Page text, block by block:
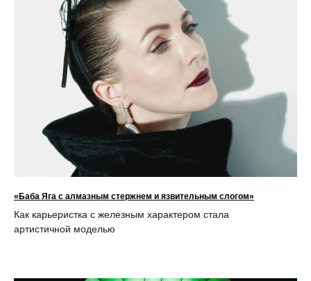
«Баба Яга с алмазным стержнем и язвительным слогом»
Как карьеристка с железным характером стала
артистичной моделью